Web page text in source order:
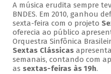
A música erudita sempre
BNDES. Em 2010, ganhou
sexta-feira com o projeto
oferecia ao público
Orquestra Sinfônica
Sextas Clássicas
semanais, contando com
as sextas-feiras às 19h.